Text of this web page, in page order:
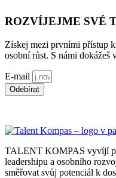
ROZVÍJEJME SVÉ
Získej mezi prvními přístup
osobní růst. S námi dokážeš
E-mail
Odebírat
TALENT KOMPAS vyvíjí
leadershipu a osobního
směřovat svůj potenciál k